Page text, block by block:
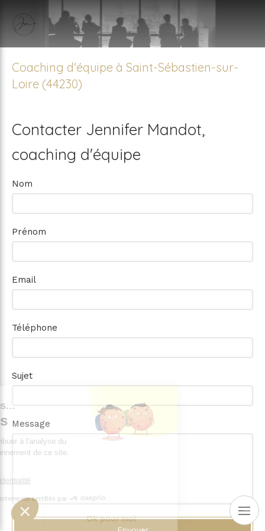
Coaching d'équipe à Saint-Sébastien-sur-
Loire (44230)
Contacter Jennifer Mandot,
coaching d'équipe
Nom
Prénom
Email
Téléphone
Sujet
Message
nous...
contribuer à l'analyse du
fonctionnement de ce site.
confidentialité
Consentements certifiés par
Ok pour moi